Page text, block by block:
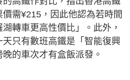
需¥215，因此他認為若時間
轉車更高性價比」。此外，
只有數班高鐵是「智能復興
的車次才有盒飯派發。